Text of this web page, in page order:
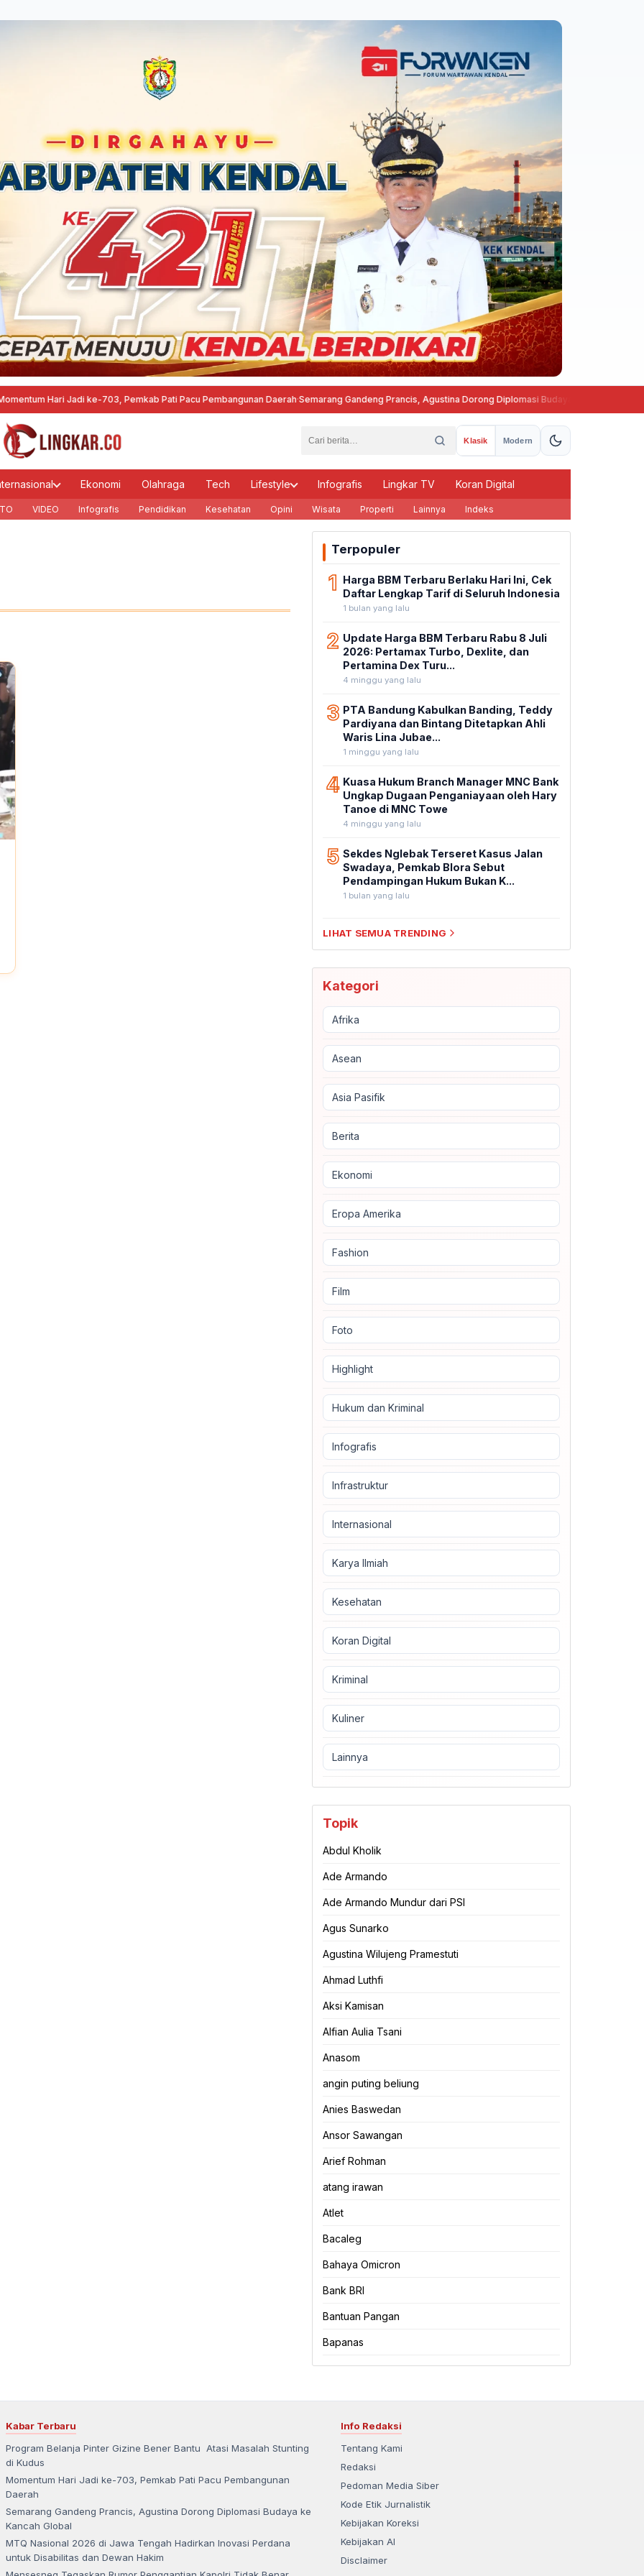
Hari Jadi ke-703, Pemkab Pati Pacu Pembangunan Daerah·Semarang Gandeng Prancis, Agustina Dorong Diplomasi Budaya ke Kancah Global
Klasik Modern
Ekonomi Olahraga Tech Lifestyle Infografis Lingkar TV Koran Digital
VIDEO Infografis Pendidikan Kesehatan Opini Wisata Properti Lainnya Indeks
Terpopuler
1 Harga BBM Terbaru Berlaku Hari Ini, Cek
Daftar Lengkap Tarif di Seluruh Indonesia
1 bulan yang lalu
2 Update Harga BBM Terbaru Rabu 8 Juli
2026: Pertamax Turbo, Dexlite, dan
Pertamina Dex Turu...
4 minggu yang lalu
3 PTA Bandung Kabulkan Banding, Teddy
Pardiyana dan Bintang Ditetapkan Ahli
Waris Lina Jubae...
1 minggu yang lalu
4 Kuasa Hukum Branch Manager MNC Bank
Ungkap Dugaan Penganiayaan oleh Hary
Tanoe di MNC Towe
4 minggu yang lalu
5 Sekdes Nglebak Terseret Kasus Jalan
Swadaya, Pemkab Blora Sebut
Pendampingan Hukum Bukan K...
1 bulan yang lalu
LIHAT SEMUA TRENDING
Kategori
Afrika
Asean
Asia Pasifik
Berita
Ekonomi
Eropa Amerika
Fashion
Film
Foto
Highlight
Hukum dan Kriminal
Infografis
Infrastruktur
Internasional
Karya Ilmiah
Kesehatan
Koran Digital
Kriminal
Kuliner
Lainnya
Topik
Abdul Kholik
Ade Armando
Ade Armando Mundur dari PSI
Agus Sunarko
Agustina Wilujeng Pramestuti
Ahmad Luthfi
Aksi Kamisan
Alfian Aulia Tsani
Anasom
angin puting beliung
Anies Baswedan
Ansor Sawangan
Arief Rohman
atang irawan
Atlet
Bacaleg
Bahaya Omicron
Bank BRI
Bantuan Pangan
Bapanas
Kabar Terbaru
Program Belanja Pinter Gizine Bener Bantu Atasi Masalah Stunting
di Kudus
Momentum Hari Jadi ke-703, Pemkab Pati Pacu Pembangunan
Daerah
Semarang Gandeng Prancis, Agustina Dorong Diplomasi Budaya ke
Kancah Global
MTQ Nasional 2026 di Jawa Tengah Hadirkan Inovasi Perdana
untuk Disabilitas dan Dewan Hakim
Info Redaksi
Tentang Kami
Redaksi
Pedoman Media Siber
Kode Etik Jurnalistik
Kebijakan Koreksi
Kebijakan AI
Disclaimer